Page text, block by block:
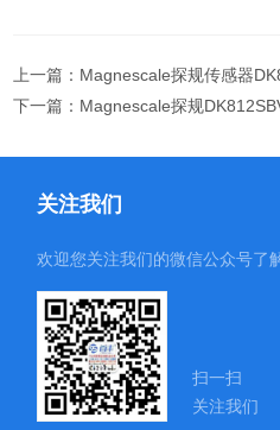
上一篇： Magnescale探规传感器
下一篇： Magnescale探规
关注我们
欢迎您关注我们的微信公众号了
扫一扫
关注我们